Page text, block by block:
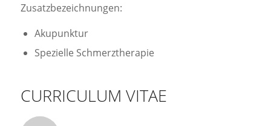
Zusatzbezeichnungen:
Akupunktur
Spezielle Schmerztherapie
CURRICULUM VITAE